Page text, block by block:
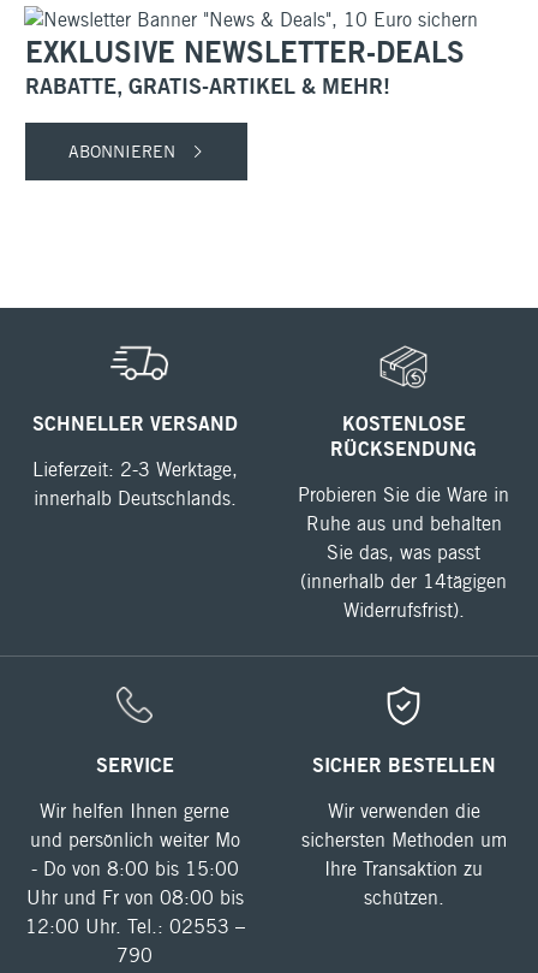
EXKLUSIVE NEWSLETTER-DEALS
RABATTE, GRATIS-ARTIKEL & MEHR!
ABONNIEREN
SCHNELLER VERSAND
Lieferzeit: 2-3 Werktage,
innerhalb Deutschlands.
KOSTENLOSE
RÜCKSENDUNG
Probieren Sie die Ware in
Ruhe aus und behalten
Sie das, was passt
(innerhalb der 14tägigen
Widerrufsfrist).
SERVICE
Wir helfen Ihnen gerne
und persönlich weiter Mo
- Do von 8:00 bis 15:00
Uhr und Fr von 08:00 bis
12:00 Uhr. Tel.: 02553 –
790
SICHER BESTELLEN
Wir verwenden die
sichersten Methoden um
Ihre Transaktion zu
schützen.